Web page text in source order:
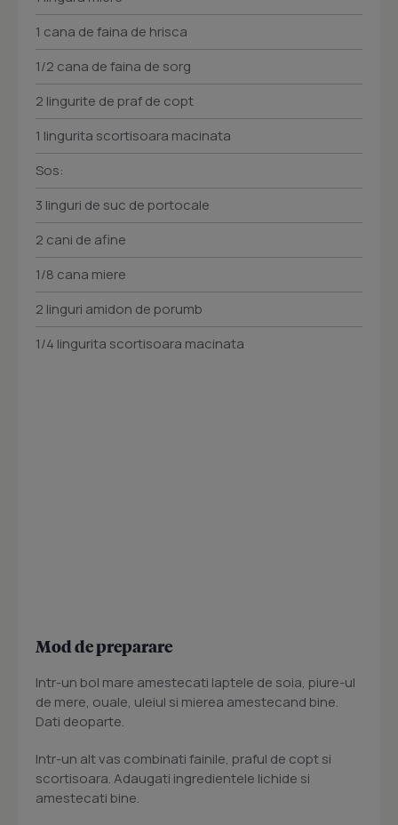
1 cana de faina de hrisca
1/2 cana de faina de sorg
2 lingurite de praf de copt
1 lingurita scortisoara macinata
Sos:
3 linguri de suc de portocale
2 cani de afine
1/8 cana miere
2 linguri amidon de porumb
1/4 lingurita scortisoara macinata
Mod de preparare
Intr-un bol mare amestecati laptele de soia, piure-ul
de mere, ouale, uleiul si mierea amestecand bine.
Dati deoparte.
Intr-un alt vas combinati fainile, praful de copt si
scortisoara. Adaugati ingredientele lichide si
amestecati bine.